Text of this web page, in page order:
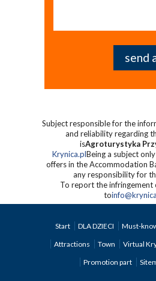
Subject responsible for the
and reliability regarding
isAgroturystyka
Krynica.plBeing a subject
offers in the Accommodation
any responsibility for
To report the infringement
to
Start DLA DZIECI Must-
Attractions
Town Virtual
Promotion part